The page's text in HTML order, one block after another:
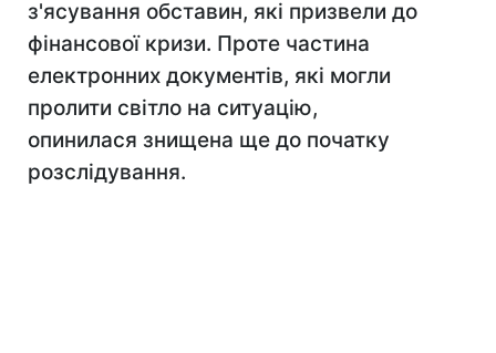
з'ясування обставин, які призвели до
фінансової кризи. Проте частина
електронних документів, які могли
пролити світло на ситуацію,
опинилася знищена ще до початку
розслідування.